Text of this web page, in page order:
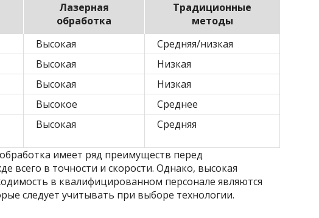
Лазерная
обработка
Традиционные
методы
Высокая
Средняя/низкая
Высокая
Низкая
Высокая
Низкая
Высокое
Среднее
Высокая Средняя
имеет ряд преимуществ перед
всего в точности и скорости. Однако, высокая
в квалифицированном персонале являются
следует учитывать при выборе технологии.